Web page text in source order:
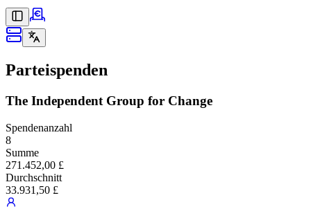
Parteispenden
The Independent Group for Change
Spendenanzahl
8
Summe
271.452,00 £
Durchschnitt
33.931,50 £